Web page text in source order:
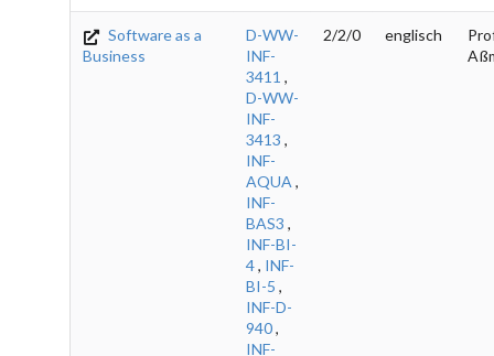
Software as a
Business
D-WW-
INF-
3411 ,
D-WW-
INF-
3413 ,
INF-
AQUA,
INF-
BAS3 ,
INF-BI-
4, INF-
BI-5 ,
INF-D-
940,
INF-
2/2/0 englisch